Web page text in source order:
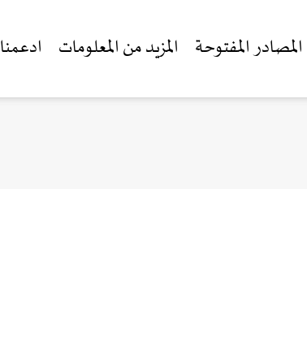
المصادر المفتوحة المزيد من المعلومات ادعمنا